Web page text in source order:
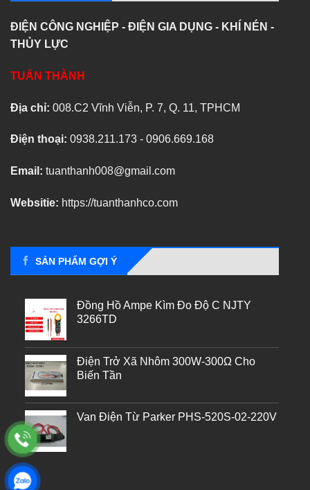
ĐIỆN CÔNG NGHIỆP - ĐIỆN GIA DỤNG - KHÍ NÉN -
THỦY LỰC
TUẤN THÀNH
Địa chỉ: 008.C2 Vĩnh Viễn, P. 7, Q. 11, TPHCM
Điện thoại: 0938.211.173 - 0906.669.168
Email: tuanthanh008@gmail.com
Websitie: https://tuanthanhco.com
SẢN PHẨM GỢI Ý
Đồng Hồ Ampe Kìm Đo Độ C NJTY
3266TD
Điện Trở Xã Nhôm 300W-300Ω Cho
Biến Tần
Van Điện Từ Parker PHS-520S-02-220V